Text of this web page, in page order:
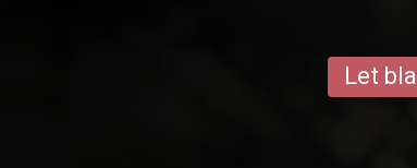
Let